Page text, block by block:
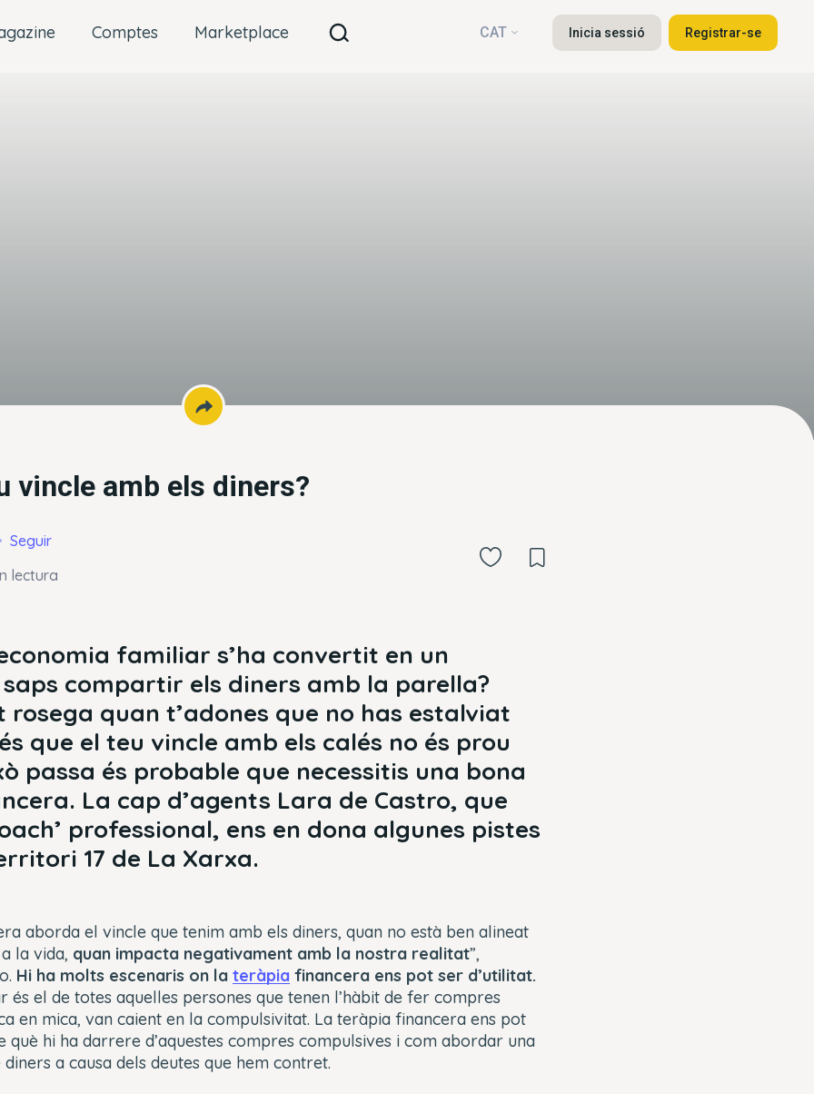
Comptes Marketplace CAT Inicia sessió Registrar-se
vincle amb els diners?
Seguir
lectura
familiar s’ha convertit en un
saps compartir els diners amb la parella?
rosega quan t’adones que no has estalviat
que el teu vincle amb els calés no és prou
passa és probable que necessitis una bona
La cap d’agents Lara de Castro, que
professional, ens en dona algunes pistes
17 de La Xarxa.
aborda el vincle que tenim amb els diners, quan no està ben alineat
la vida, quan impacta negativament amb la nostra realitat”,
Hi ha molts escenaris on la teràpia financera ens pot ser d’utilitat.
és el de totes aquelles persones que tenen l’hàbit de fer compres
en mica, van caient en la compulsivitat. La teràpia financera ens pot
què hi ha darrere d’aquestes compres compulsives i com abordar una
a causa dels deutes que hem contret.